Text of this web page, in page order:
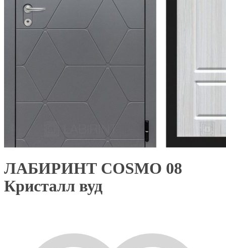
ЛАБИРИНТ COSMO 08
Кристалл вуд